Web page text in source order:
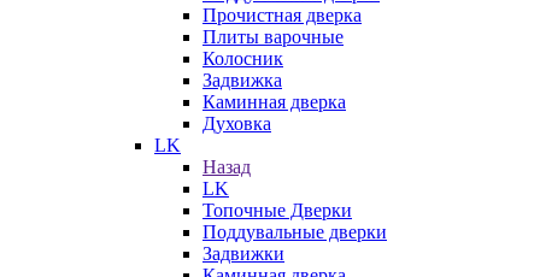
Прочистная дверка
Плиты варочные
Колосник
Задвижка
Каминная дверка
Духовка
LK
Назад
LK
Топочные Дверки
Поддувальные дверки
Задвижки